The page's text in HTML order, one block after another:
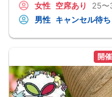
女性 空席あり 25〜
男性 キャンセル待ち
開